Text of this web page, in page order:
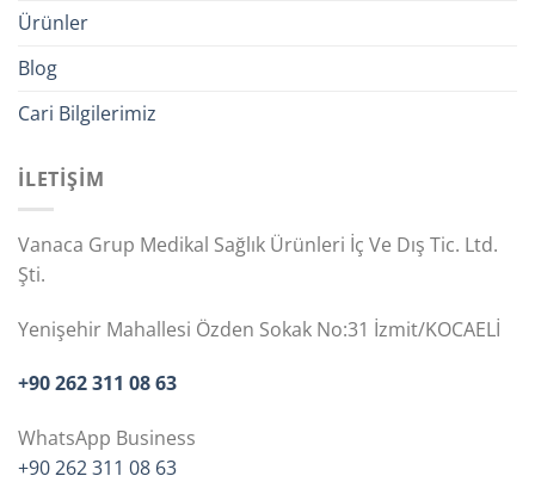
Ürünler
Blog
Cari Bilgilerimiz
İLETİŞİM
Vanaca Grup Medikal Sağlık Ürünleri İç Ve Dış Tic. Ltd.
Şti.
Yenişehir Mahallesi Özden Sokak No:31 İzmit/KOCAELİ
+90 262 311 08 63
WhatsApp Business
+90 262 311 08 63